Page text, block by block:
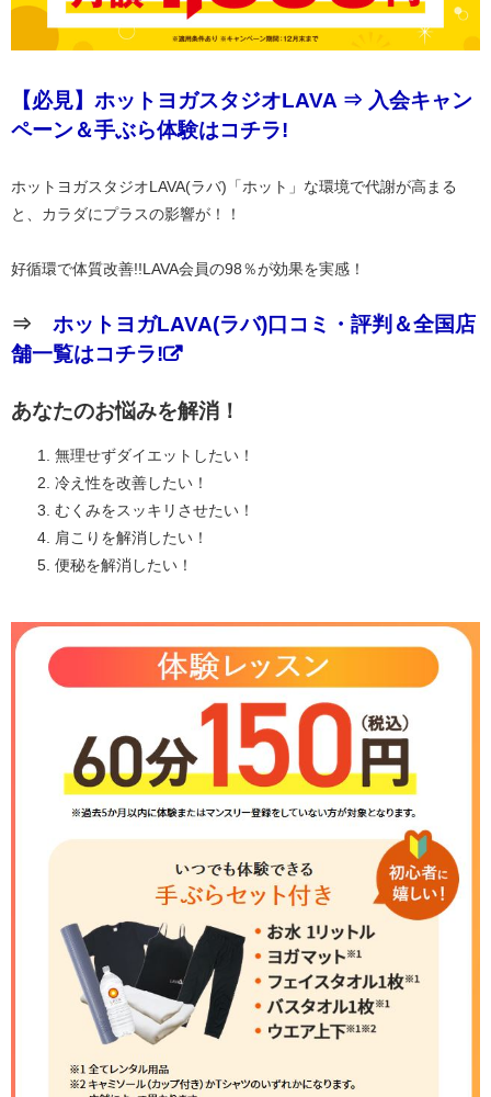
【必見】ホットヨガスタジオLAVA ⇒ 入会キャン
ペーン＆手ぶら体験はコチラ!
ホットヨガスタジオLAVA(ラバ)「ホット」な環境で代謝が高まる
と、カラダにプラスの影響が！！
好循環で体質改善!!LAVA会員の98％が効果を実感！
⇒ ホットヨガLAVA(ラバ)口コミ・評判＆全国店
舗一覧はコチラ!
あなたのお悩みを解消！
無理せずダイエットしたい！
冷え性を改善したい！
むくみをスッキリさせたい！
肩こりを解消したい！
便秘を解消したい！